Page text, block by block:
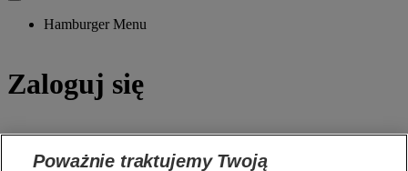
Hamburger Menu
Zaloguj się
Poważnie traktujemy Twoją